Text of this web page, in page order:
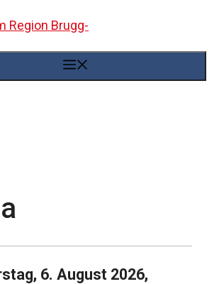
6. August 2026,